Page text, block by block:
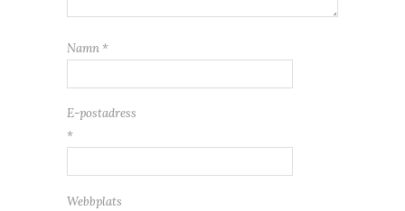
Namn *
E-postadress
*
Webbplats